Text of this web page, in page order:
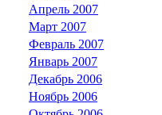
Апрель 2007
Март 2007
Февраль 2007
Январь 2007
Декабрь 2006
Ноябрь 2006